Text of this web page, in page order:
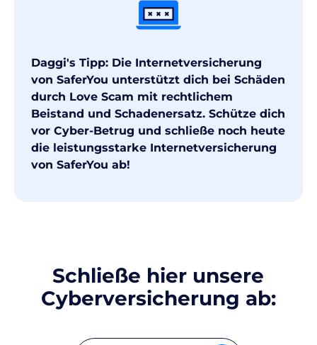
Daggi's Tipp: Die Internetversicherung
von SaferYou unterstützt dich bei Schäden
durch Love Scam mit rechtlichem
Beistand und Schadenersatz. Schütze dich
vor Cyber-Betrug und schließe noch heute
die leistungsstarke Internetversicherung
von SaferYou ab!
Schließe hier unsere
Cyberversicherung ab: